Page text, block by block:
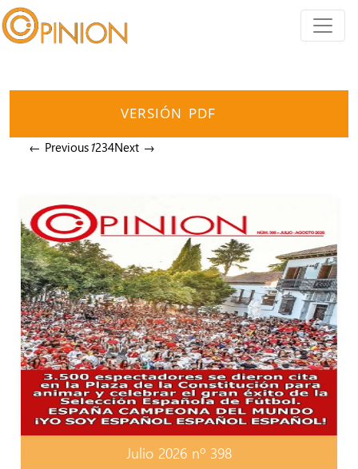
VERSIÓN PDF
← Previous1234Next →
Julio 2026 nº 398